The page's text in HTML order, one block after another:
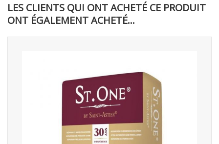
LES CLIENTS QUI ONT ACHETÉ CE PRODUIT
ONT ÉGALEMENT ACHETÉ...